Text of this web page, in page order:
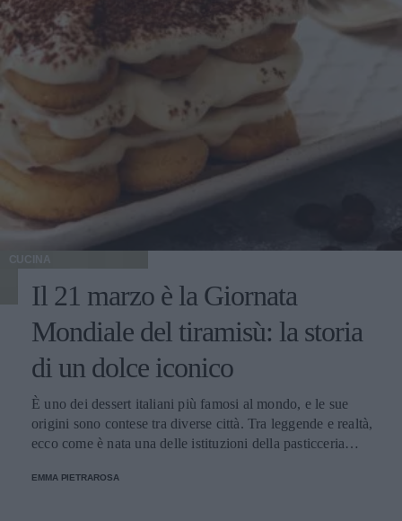
CUCINA
Il 21 marzo è la Giornata
Mondiale del tiramisù: la storia
di un dolce iconico
È uno dei dessert italiani più famosi al mondo, e le sue
origini sono contese tra diverse città. Tra leggende e realtà,
ecco come è nata una delle istituzioni della pasticceria
EMMA PIETRAROSA